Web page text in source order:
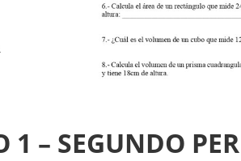
1 – SEGUNDO